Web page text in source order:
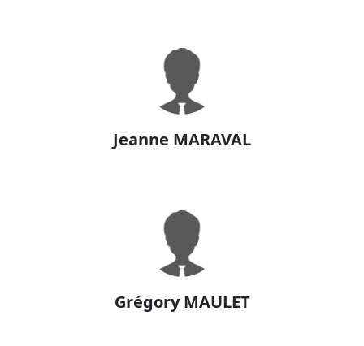
Jeanne MARAVAL
Grégory MAULET